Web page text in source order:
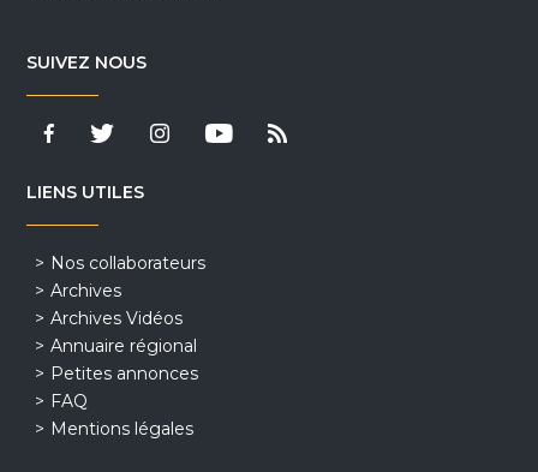
SUIVEZ NOUS
LIENS UTILES
Nos collaborateurs
Archives
Archives Vidéos
Annuaire régional
Petites annonces
FAQ
Mentions légales